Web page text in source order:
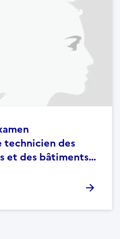
technicien des
et des bâtiments…